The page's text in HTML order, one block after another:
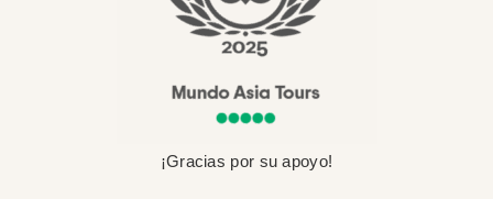
¡Gracias por su apoyo!